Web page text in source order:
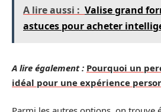
A lire aussi : Valise grand
astuces pour acheter
A lire également : Pourquoi un
idéal pour une expérience